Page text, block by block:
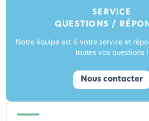
SERVICE
QUESTIONS /
Notre équipe est à votre service et
toutes vos questions !
Nous contacter